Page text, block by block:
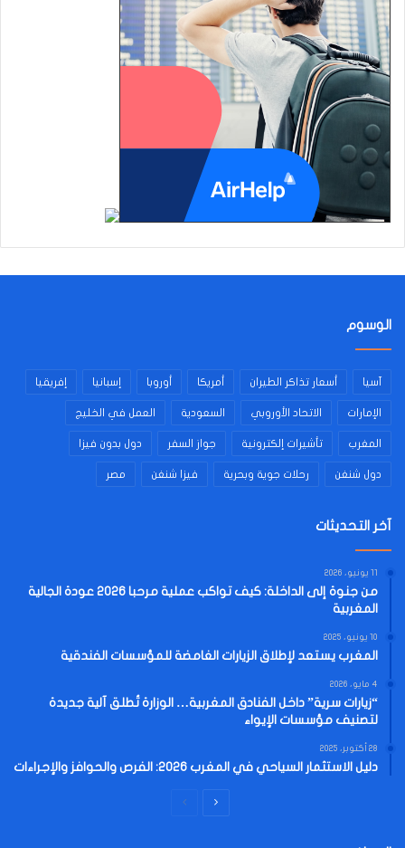
الوسوم
آسيا أسعار تذاكر الطيران أمريكا أوروبا إسبانيا إفريقيا
الإمارات الاتحاد الأوروبي السعودية العمل في الخليج
المغرب تأشيرات إلكترونية جواز السفر دول بدون فيزا
دول شنغن رحلات جوية وبحرية فيزا شنغن مصر
آخر التحديثات
11 يونيو، 2026
من جنوة إلى الداخلة: كيف تواكب عملية مرحبا 2026 عودة الجالية
المغربية
10 يونيو، 2025
المغرب يستعد لإطلاق الزيارات الغامضة للمؤسسات الفندقية
4 مايو، 2026
“زيارات سرية” داخل الفنادق المغربية… الوزارة تُطلق آلية جديدة
لتصنيف مؤسسات الإيواء
28 أكتوبر، 2025
دليل الاستثمار السياحي في المغرب 2026: الفرص والحوافز والإجراءات
الصفحةالصفحة